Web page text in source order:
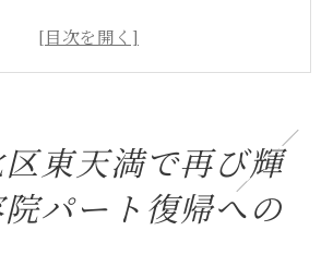
師から学ぶ！成功の秘訣
型サロンでのキャリア形成
東天満で再び輝
パート復帰への